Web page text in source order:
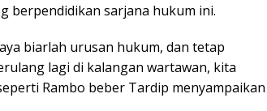
berpendidikan sarjana hukum ini.
biarlah urusan hukum, dan tetap
lagi di kalangan wartawan, kita
Rambo beber Tardip menyampaikan